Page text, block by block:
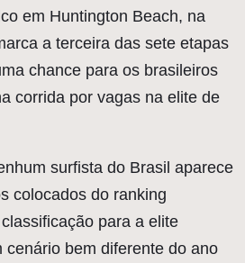
em Huntington Beach, na
a terceira das sete etapas
chance para os brasileiros
corrida por vagas na elite de
surfista do Brasil aparece
colocados do ranking
para a elite
cenário bem diferente do ano